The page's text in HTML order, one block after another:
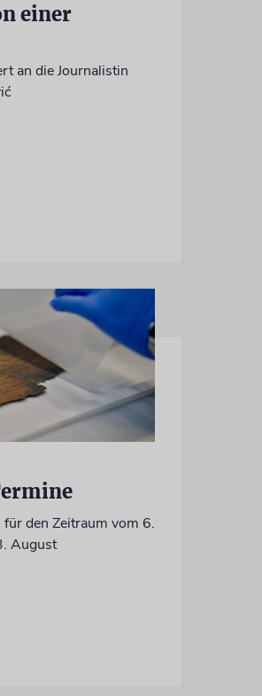
einer
an die Journalistin
den Zeitraum vom 6.
August